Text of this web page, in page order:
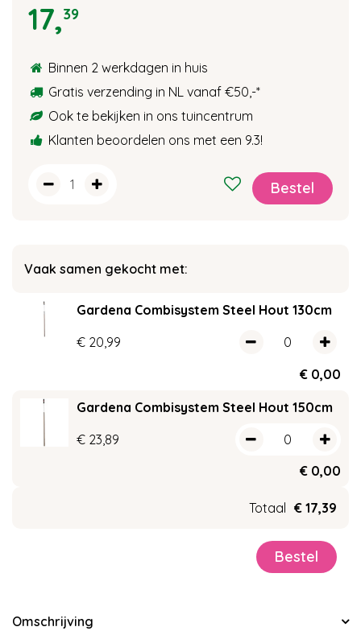
17,39
Binnen 2 werkdagen in huis
Gratis verzending in NL vanaf €50,-*
Ook te bekijken in ons tuincentrum
Klanten beoordelen ons met een 9.3!
Vaak samen gekocht met:
Gardena Combisystem Steel Hout 130cm
€ 20 99
€ 0,00
Gardena Combisystem Steel Hout 150cm
€ 23 89
€ 0,00
Totaal € 17,39
Omschrijving